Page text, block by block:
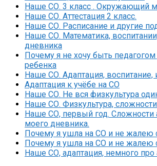
Наше СО. 3 класс . Окружающий
Наше СО. Аттестация 2 класс.
Наше СО. Расписание и другие
Наше СО. Математика,
дневника
Почему я не хочу быть
ребенка
Наше СО. Адаптация, воспитание,
Адаптация к учёбе на СО
Наше СО. Не вся физкультура
Наше СО. Физкультура,
Наше СО, первый год. Сложности
моего дневника.
Почему я ушла на СО и не жалею
Почему я ушла на СО и не жалею
Наше СО, адаптация, немного про